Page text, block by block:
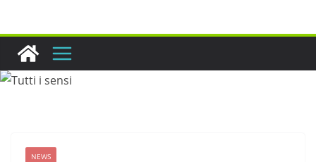
springen
NEWS